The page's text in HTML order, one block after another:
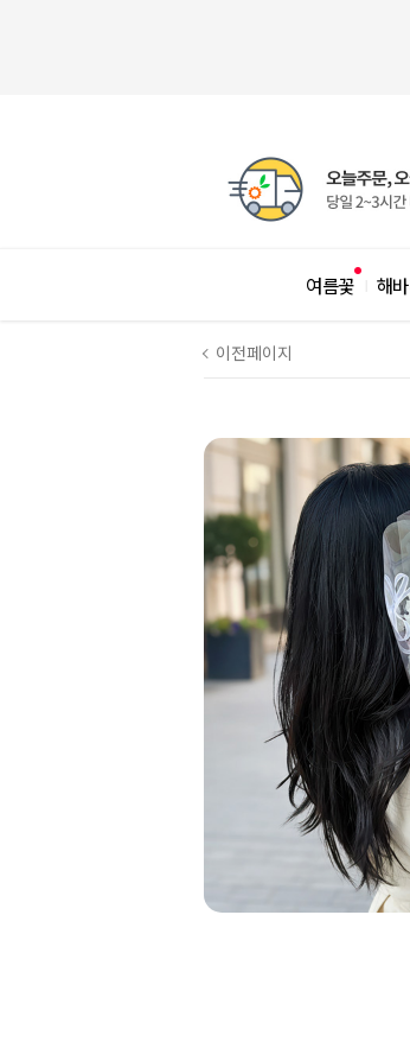
여름꽃 해
이전페이지